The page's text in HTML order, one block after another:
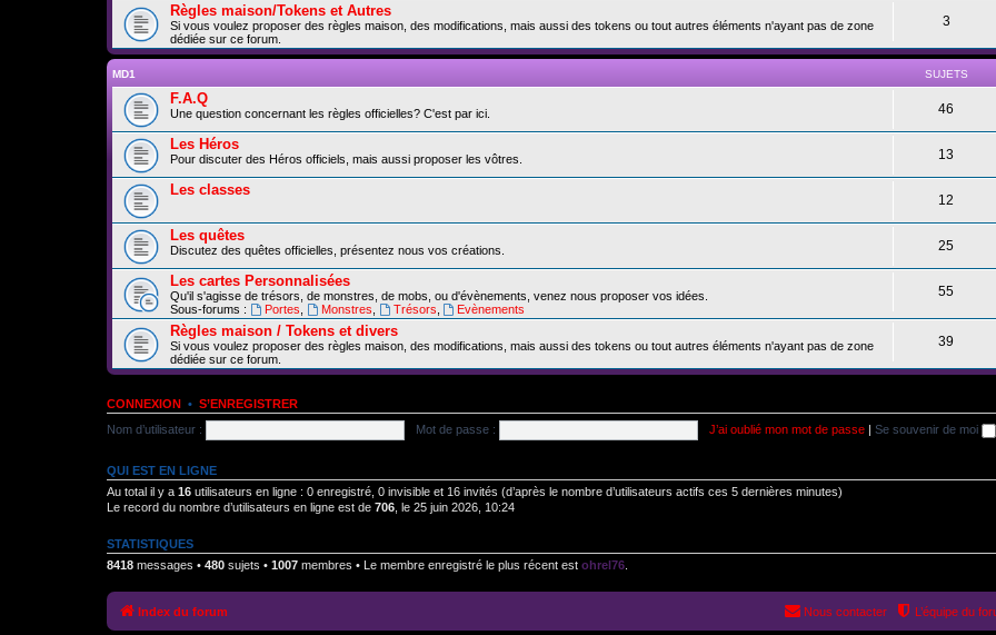
Règles maison/Tokens et Autres
Si vous voulez proposer des règles maison, des modifications, mais aussi des tokens ou tout autres éléments n'ayant pas de zone
dédiée sur ce forum.
3
MD1 SUJETS
F.A.Q
Une question concernant les règles officielles? C'est par ici. 46
Les Héros
Pour discuter des Héros officiels, mais aussi proposer les vôtres. 13
Les classes
12
Les quêtes
Discutez des quêtes officielles, présentez nous vos créations. 25
Les cartes Personnalisées
Qu'il s'agisse de trésors, de monstres, de mobs, ou d'évènements, venez nous proposer vos idées.
Sous-forums :
Portes Monstres Trésors Evènements
55
Règles maison / Tokens et divers
Si vous voulez proposer des règles maison, des modifications, mais aussi des tokens ou tout autres éléments n'ayant pas de zone
dédiée sur ce forum.
39
CONNEXION • S’ENREGISTRER
Nom d’utilisateur :
Mot de passe : J’ai oublié mon mot de passe | Se souvenir de moi
QUI EST EN LIGNE
Au total il y a 16 utilisateurs en ligne : 0 enregistré, 0 invisible et 16 invités (d’après le nombre d’utilisateurs actifs ces 5 dernières minutes)
Le record du nombre d’utilisateurs en ligne est de 706 , le 25 juin 2026, 10:24
STATISTIQUES
8418 messages • 480 sujets • 1007 membres • Le membre enregistré le plus récent est ohrel76
Index du forum L’équipe du
Nous contacter